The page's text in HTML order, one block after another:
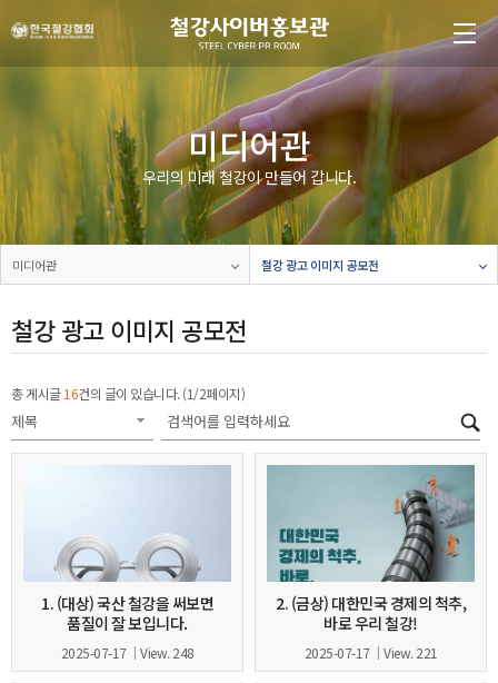
미디어관
우리의 미래 철강이 만들어 갑니다.
미디어관 철강 광고 이미지 공모전
철강 광고 이미지 공모전
총 게시글16건의 글이 있습니다. (1/2페이지)
1. (대상) 국산 철강을 써보면
품질이 잘 보입니다.
2025-07-17 View. 248
2. (금상) 대한민국 경제의 척추,
바로 우리 철강!
2025-07-17 View. 221